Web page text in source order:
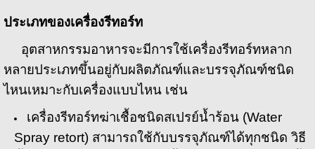
ประเภทของเครื่องรีทอร์ท
อุตสาหกรรมอาหารจะมีการใช้เครื่องรีทอร์ทหลาก
หลายประเภทขึ้นอยู่กับผลิตภัณฑ์และบรรจุภัณฑ์ชนิด
ไหนเหมาะกับเครื่องแบบไหน เช่น
เครื่องรีทอร์ทฆ่าเชื้อชนิดสเปรย์น้ำร้อน (Water
Spray retort) สามารถใช้กับบรรจุภัณฑ์ได้ทุกชนิด วิธี